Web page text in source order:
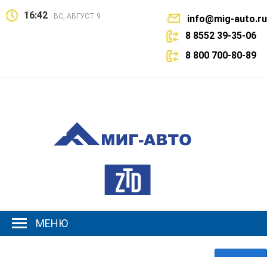
16:42 ВС, АВГУСТ 9
info@mig-auto.ru
8 8552 39-35-06
8 800 700-80-89
МЕНЮ